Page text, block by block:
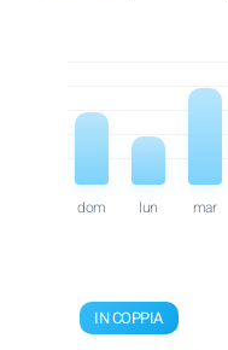
dom lun mar
IN COPPIA